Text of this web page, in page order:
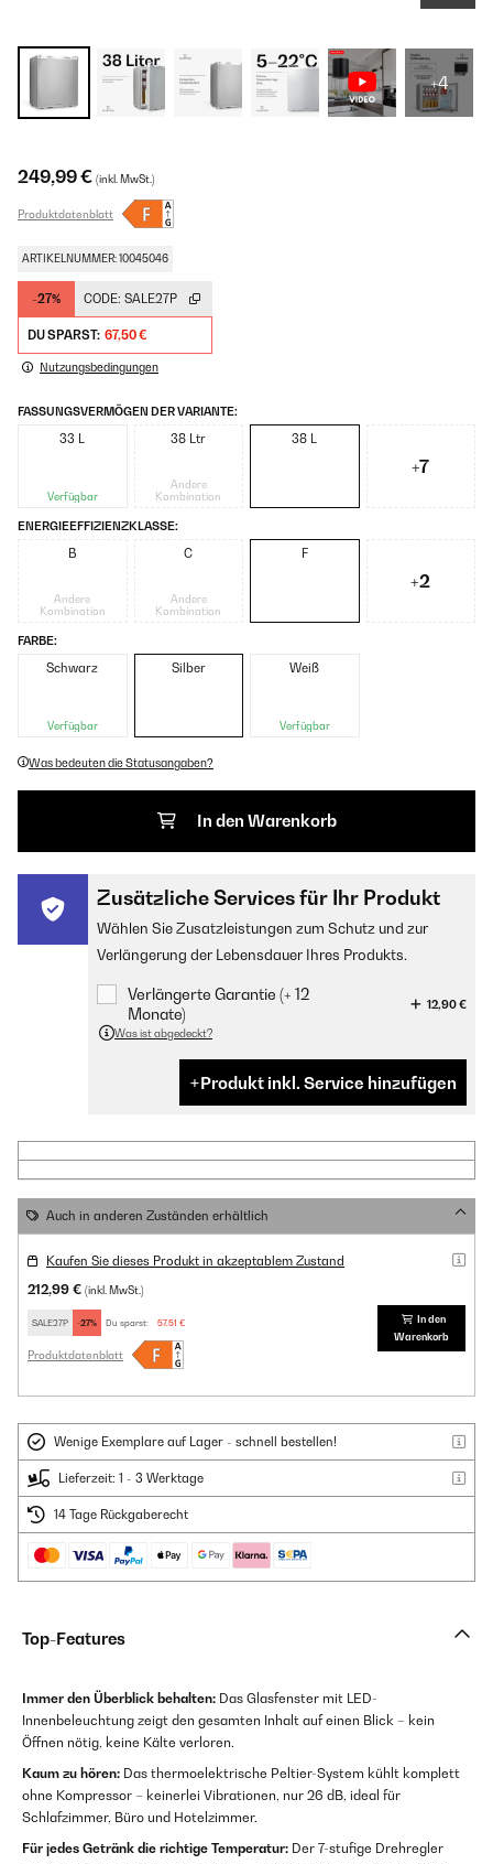
+4
249,99 € (inkl. MwSt.)
Produktdatenblatt
ARTIKELNUMMER: 10045046
-27% CODE: SALE27P
DU SPARST: 67,50 €
Nutzungsbedingungen
FASSUNGSVERMÖGEN DER VARIANTE:
33 L
Verfügbar
38 Ltr
Andere
Kombination
38 L
+7
ENERGIEEFFIZIENZKLASSE:
B
Andere
Kombination
C
Andere
Kombination
F
+2
FARBE:
Schwarz
Verfügbar
Silber Weiß
Verfügbar
Was bedeuten die Statusangaben?
In den Warenkorb
Zusätzliche Services für Ihr Produkt
Wählen Sie Zusatzleistungen zum Schutz und zur
Verlängerung der Lebensdauer Ihres Produkts.
Verlängerte Garantie (+ 12
Monate)
12,90 €
Was ist abgedeckt?
Produkt inkl. Service hinzufügen
Auch in anderen Zuständen erhältlich
Kaufen Sie dieses Produkt in akzeptablem Zustand
212,99 € (inkl. MwSt.)
SALE27P -27% Du sparst: 57,51 €
Produktdatenblatt
In den
Warenkorb
Wenige Exemplare auf Lager - schnell bestellen!
Lieferzeit: 1 - 3 Werktage
14 Tage Rückgaberecht
Top-Features
Immer den Überblick behalten: Das Glasfenster mit LED-
Innenbeleuchtung zeigt den gesamten Inhalt auf einen Blick – kein
Öffnen nötig, keine Kälte verloren.
Kaum zu hören: Das thermoelektrische Peltier-System kühlt komplett
ohne Kompressor – keinerlei Vibrationen, nur 26 dB, ideal für
Schlafzimmer, Büro und Hotelzimmer.
Für jedes Getränk die richtige Temperatur: Der 7-stufige Drehregler